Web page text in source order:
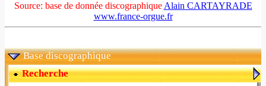
Source: base de donnée discographique Alain CARTAYRADE
www.france-orgue.fr
Base discographique
Recherche